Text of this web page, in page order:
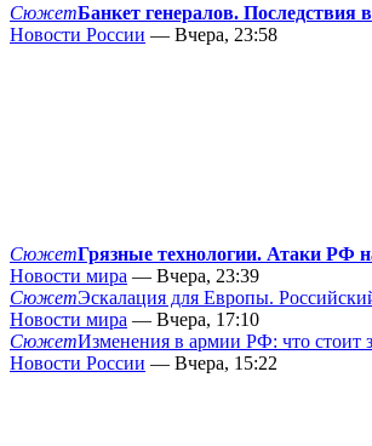
СюжетБанкет генералов. Последствия
Новости России — Вчера, 23:58
СюжетГрязные технологии. Атаки РФ
Новости мира — Вчера, 23:39
СюжетЭскалация для Европы.
Новости мира — Вчера, 17:10
СюжетИзменения в армии РФ: что стоит
Новости России — Вчера, 15:22